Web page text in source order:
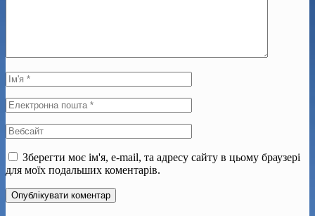
Зберегти моє ім'я, e-mail, та адресу сайту в цьому браузері
для моїх подальших коментарів.